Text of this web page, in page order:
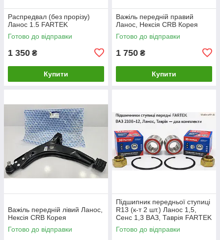
Распредвал (без прорізу)
Ланос 1.5 FARTEK
Готово до відправки
1 350 ₴
Купити
Важіль передній правий
Ланос, Нексія CRB Корея
Готово до відправки
1 750 ₴
Купити
Важіль передній лівий Ланос,
Нексія CRB Корея
Готово до відправки
Підшипник передньої ступиці
R13 (к-т 2 шт.) Ланос 1,5,
Сенс 1,3 ВАЗ, Таврія FARTEK
Готово до відправки